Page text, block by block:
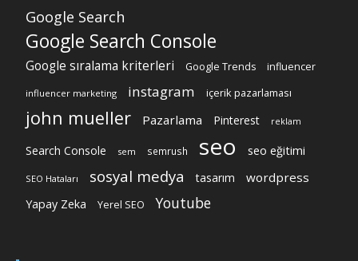
Google Search
Google Search Console
Google sıralama kriterleri Google Trends influencer
influencer marketing instagram içerik pazarlaması
john mueller Pazarlama Pinterest reklam
Search Console sem semrush seo seo eğitimi
SEO Hataları sosyal medya tasarım wordpress
Yapay Zeka Yerel SEO Youtube